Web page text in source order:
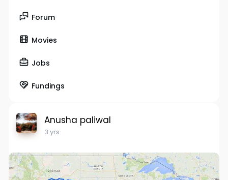
Forum
Movies
Jobs
Fundings
Anusha paliwal
3 yrs